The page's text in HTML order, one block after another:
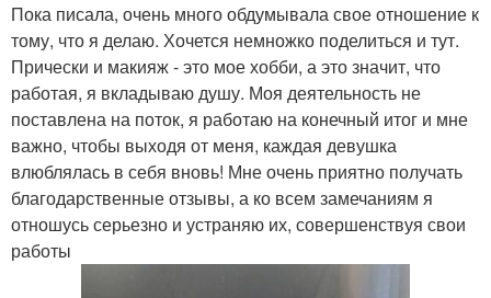
Пока писала, очень много обдумывала свое отношение к
тому, что я делаю. Хочется немножко поделиться и тут.
Прически и макияж - это мое хобби, а это значит, что
работая, я вкладываю душу. Моя деятельность не
поставлена на поток, я работаю на конечный итог и мне
важно, чтобы выходя от меня, каждая девушка
влюблялась в себя вновь! Мне очень приятно получать
благодарственные отзывы, а ко всем замечаниям я
отношусь серьезно и устраняю их, совершенствуя свои
работы